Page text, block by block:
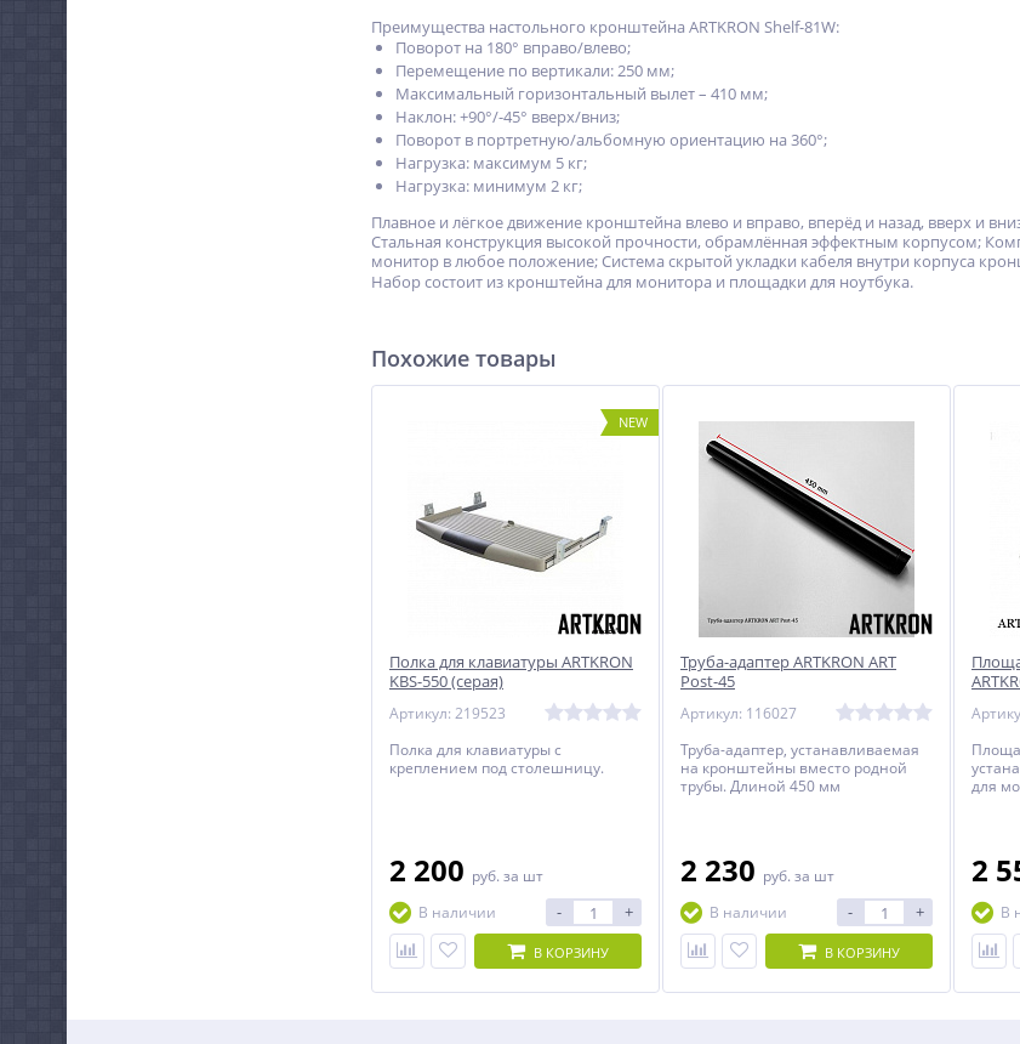
Преимущества настольного кронштейна ARTKRON Shelf-81W:
Поворот на 180° вправо/влево;
Перемещение по вертикали: 250 мм;
Максимальный горизонтальный вылет – 410 мм;
Наклон: +90°/-45° вверх/вниз;
Поворот в портретную/альбомную ориентацию на 360°;
Нагрузка: максимум 5 кг;
Нагрузка: минимум 2 кг;
Плавное и лёгкое движение кронштейна влево и вправо, вперёд и назад, вверх и
Стальная конструкция высокой прочности, обрамлённая эффектным корпусом;
монитор в любое положение; Система скрытой укладки кабеля внутри корпуса
Набор состоит из кронштейна для монитора и площадки для ноутбука.
Похожие товары
NEW
Полка для клавиатуры ARTKRON
KBS-550 (серая)
Артикул: 219523
Полка для клавиатуры с
креплением под столешницу.
2 200 руб. за шт
В наличии
- +
В КОРЗИНУ
Труба-адаптер ARTKRON ART
Post-45
Артикул: 116027
Труба-адаптер, устанавливаемая
на кронштейны вместо родной
трубы. Длиной 450 мм
2 230 руб. за шт
В наличии
- +
В КОРЗИНУ
для
2
В